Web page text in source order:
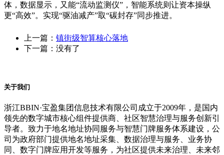
体，数据显示，又能“流动监测仪”，智能系统则让资本操纵
更“高效”。实现“驱油减产”取“碳封存”同步推进。
上一篇： 镇街级智算核心落地
下一篇：没有了
关于我们
浙江BBIN·宝盈集团信息技术有限公司成立于2009年，是国内
领先的数字城市核心组件提供商、社区智慧治理与服务创新引
导者。致力于地名地址协同服务与智慧门牌服务体系建设，公
司为政府部门提供地名地址采集、数据治理与服务、业务协
同、数字门牌应用开发等服务，为社区提供未来治理、未来邻